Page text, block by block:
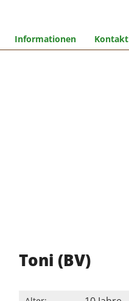
Informationen Kontakt
Toni (BV)